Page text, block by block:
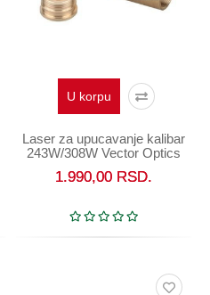
U korpu
Laser za upucavanje kalibar
243W/308W Vector Optics
1.990,00 RSD.